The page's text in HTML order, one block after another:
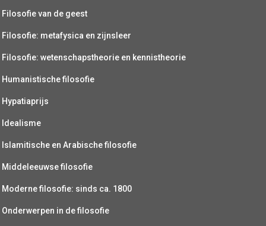
Filosofie van de geest
Filosofie: metafysica en zijnsleer
Filosofie: wetenschapstheorie en kennistheorie
Humanistische filosofie
Hypatiaprijs
Idealisme
Islamitische en Arabische filosofie
Middeleeuwse filosofie
Moderne filosofie: sinds ca. 1800
Onderwerpen in de filosofie